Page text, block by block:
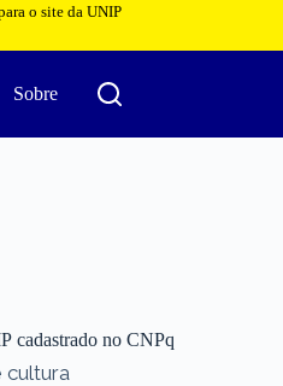
o site da UNIP
Sobre
cadastrado no CNPq
cultura